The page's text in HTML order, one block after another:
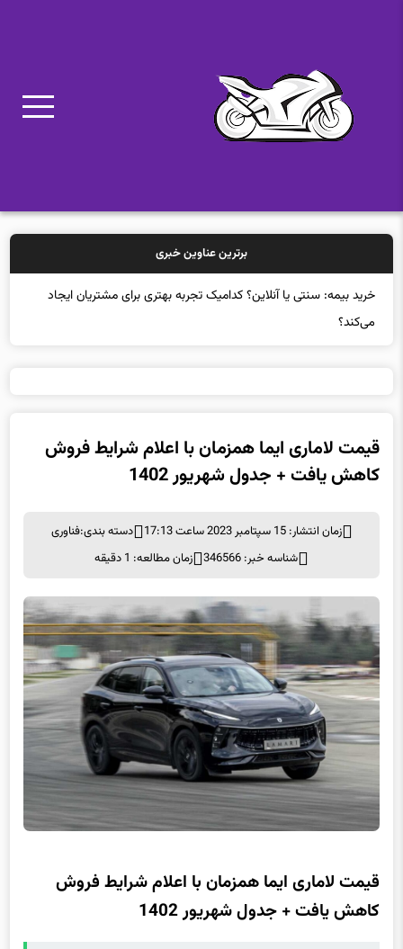
برترین عناوین خبری
خرید
کاهش یافت + جدول شهریور 1402
شناسه خبر: 346566
زمان مطالعه: 1 دقیقه
کاهش یافت + جدول شهریور 1402